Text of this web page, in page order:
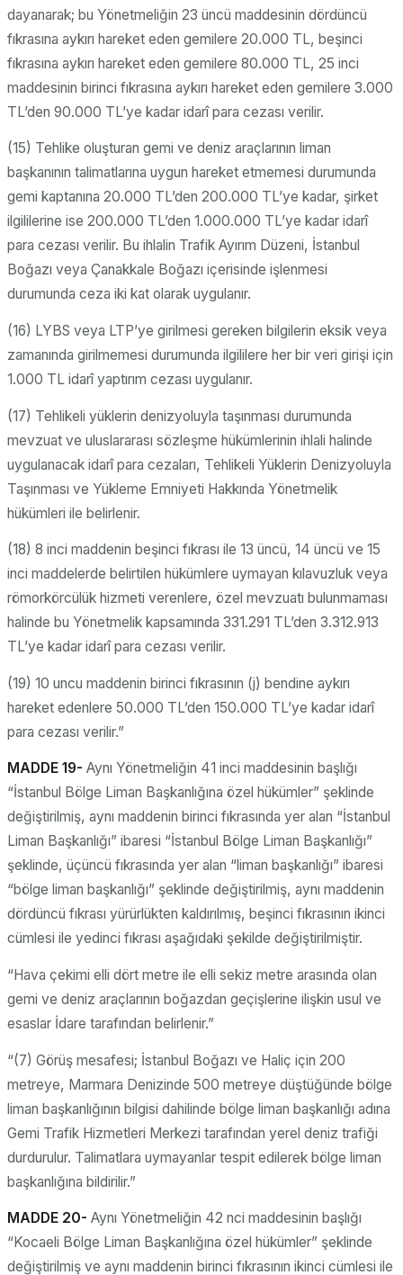
dayanarak; bu Yönetmeliğin 23 üncü maddesinin dördüncü
fıkrasına aykırı hareket eden gemilere 20.000 TL, beşinci
fıkrasına aykırı hareket eden gemilere 80.000 TL, 25 inci
maddesinin birinci fıkrasına aykırı hareket eden gemilere 3.000
TL’den 90.000 TL’ye kadar idarî para cezası verilir.
(15) Tehlike oluşturan gemi ve deniz araçlarının liman
başkanının talimatlarına uygun hareket etmemesi durumunda
gemi kaptanına 20.000 TL’den 200.000 TL’ye kadar, şirket
ilgililerine ise 200.000 TL’den 1.000.000 TL’ye kadar idarî
para cezası verilir. Bu ihlalin Trafik Ayırım Düzeni, İstanbul
Boğazı veya Çanakkale Boğazı içerisinde işlenmesi
durumunda ceza iki kat olarak uygulanır.
(16) LYBS veya LTP’ye girilmesi gereken bilgilerin eksik veya
zamanında girilmemesi durumunda ilgililere her bir veri girişi için
1.000 TL idarî yaptırım cezası uygulanır.
(17) Tehlikeli yüklerin denizyoluyla taşınması durumunda
mevzuat ve uluslararası sözleşme hükümlerinin ihlali halinde
uygulanacak idarî para cezaları, Tehlikeli Yüklerin Denizyoluyla
Taşınması ve Yükleme Emniyeti Hakkında Yönetmelik
hükümleri ile belirlenir.
(18) 8 inci maddenin beşinci fıkrası ile 13 üncü, 14 üncü ve 15
inci maddelerde belirtilen hükümlere uymayan kılavuzluk veya
römorkörcülük hizmeti verenlere, özel mevzuatı bulunmaması
halinde bu Yönetmelik kapsamında 331.291 TL’den 3.312.913
TL’ye kadar idarî para cezası verilir.
(19) 10 uncu maddenin birinci fıkrasının (j) bendine aykırı
hareket edenlere 50.000 TL’den 150.000 TL’ye kadar idarî
para cezası verilir.”
MADDE 19- Aynı Yönetmeliğin 41 inci maddesinin başlığı
“İstanbul Bölge Liman Başkanlığına özel hükümler” şeklinde
değiştirilmiş, aynı maddenin birinci fıkrasında yer alan “İstanbul
Liman Başkanlığı” ibaresi “İstanbul Bölge Liman Başkanlığı”
şeklinde, üçüncü fıkrasında yer alan “liman başkanlığı” ibaresi
“bölge liman başkanlığı” şeklinde değiştirilmiş, aynı maddenin
dördüncü fıkrası yürürlükten kaldırılmış, beşinci fıkrasının ikinci
cümlesi ile yedinci fıkrası aşağıdaki şekilde değiştirilmiştir.
“Hava çekimi elli dört metre ile elli sekiz metre arasında olan
gemi ve deniz araçlarının boğazdan geçişlerine ilişkin usul ve
esaslar İdare tarafından belirlenir.”
“(7) Görüş mesafesi; İstanbul Boğazı ve Haliç için 200
metreye, Marmara Denizinde 500 metreye düştüğünde bölge
liman başkanlığının bilgisi dahilinde bölge liman başkanlığı adına
Gemi Trafik Hizmetleri Merkezi tarafından yerel deniz trafiği
durdurulur. Talimatlara uymayanlar tespit edilerek bölge liman
başkanlığına bildirilir.”
MADDE 20- Aynı Yönetmeliğin 42 nci maddesinin başlığı
“Kocaeli Bölge Liman Başkanlığına özel hükümler” şeklinde
değiştirilmiş ve aynı maddenin birinci fıkrasının ikinci cümlesi ile